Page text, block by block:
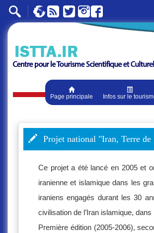
Page principale Infos sur le
Projet national "Iran, Terre
Ce projet a été lancé en 2005 et
iranienne et islamique dans les
iraniens engagés durant les 30
civilisation de l’Iran islamique,
Première édition (2005-2006),